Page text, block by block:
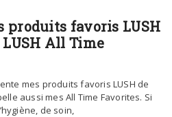
produits favoris LUSH
All Time
mes produits favoris LUSH de
aussi mes All Time Favorites. Si
de soin,